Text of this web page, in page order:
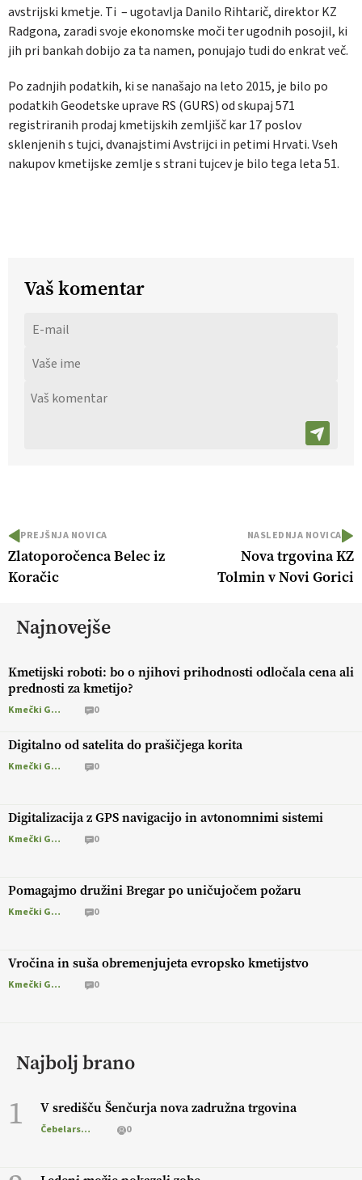
avstrijski kmetje. Ti – ugotavlja Danilo Rihtarič, direktor KZ
Radgona, zaradi svoje ekonomske moči ter ugodnih posojil, ki
jih pri bankah dobijo za ta namen, ponujajo tudi do enkrat več.
Po zadnjih podatkih, ki se nanašajo na leto 2015, je bilo po
podatkih Geodetske uprave RS (GURS) od skupaj 571
registriranih prodaj kmetijskih zemljišč kar 17 poslov
sklenjenih s tujci, dvanajstimi Avstrijci in petimi Hrvati. Vseh
nakupov kmetijske zemlje s strani tujcev je bilo tega leta 51.
Vaš komentar
PREJŠNJA NOVICA
Zlatoporočenca Belec iz
Koračic
NASLEDNJA NOVICA
Nova trgovina KZ
Tolmin v Novi Gorici
Najnovejše
Kmetijski roboti: bo o njihovi prihodnosti odločala cena ali
prednosti za kmetijo?
Kmečki Glas 0
Digitalno od satelita do prašičjega korita
Kmečki Glas 0
Digitalizacija z GPS navigacijo in avtonomnimi sistemi
Kmečki Glas 0
Pomagajmo družini Bregar po uničujočem požaru
Kmečki Glas 0
Vročina in suša obremenjujeta evropsko kmetijstvo
Kmečki Glas 0
Najbolj brano
1 V središču Šenčurja nova zadružna trgovina
Čebelarstvo 0